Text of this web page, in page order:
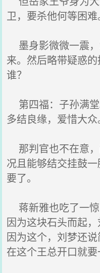
卫，要杀他何等困难
墨身影微微一震
来。然后略带疑惑
谁？
第四福：子孙满
多结良缘，爱惜大众
那判官也不在意，
况且能够结交挂鼓
要了。
蒋新雅也吃了一
因为这块石头而起
因为这个，刘梦还
在这个王总开口就要